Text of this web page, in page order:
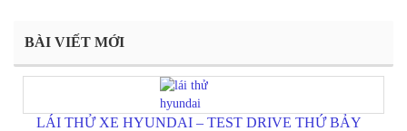
BÀI VIẾT MỚI
LÁI THỬ XE HYUNDAI – TEST DRIVE THỨ BẢY